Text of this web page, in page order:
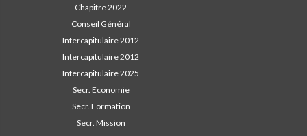
Chapitre 2022
Conseil Général
Intercapitulaire 2012
Intercapitulaire 2012
Intercapitulaire 2025
Secr. Economie
Secr. Formation
Secr. Mission